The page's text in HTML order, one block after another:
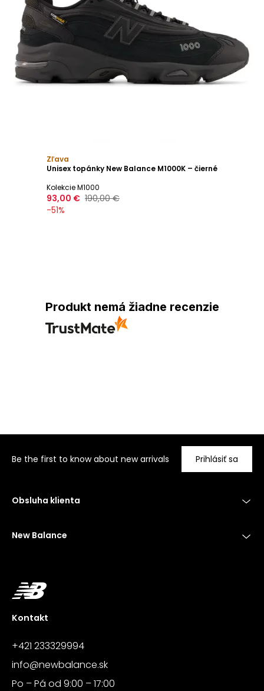
Zľava
Unisex topánky New Balance M1000K – čierné
Kolekcie M1000
93,00 € 190,00 €
-51%
Produkt nemá žiadne recenzie
Be the first to know about new arrivals Prihlásiť sa
Obsluha klienta
New Balance
Kontakt
+421 233329994
info@newbalance.sk
Po – Pá od 9:00 – 17:00